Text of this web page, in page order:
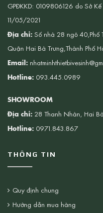
GPĐKKD: 0109806126 do Sở
11/05/2021
Địa chỉ: Số nhà 28 ngõ 40,Phố
Quận Hai Bà Trưng,Thành Phố
Email:
Hotline: 093.445.0989
SHOWROOM
Địa chỉ: 28 Thanh Nhàn, Hai
Hotline: 0971.843.867
THÔNG TIN
Quy định chung
Hướng dẫn mua hàng